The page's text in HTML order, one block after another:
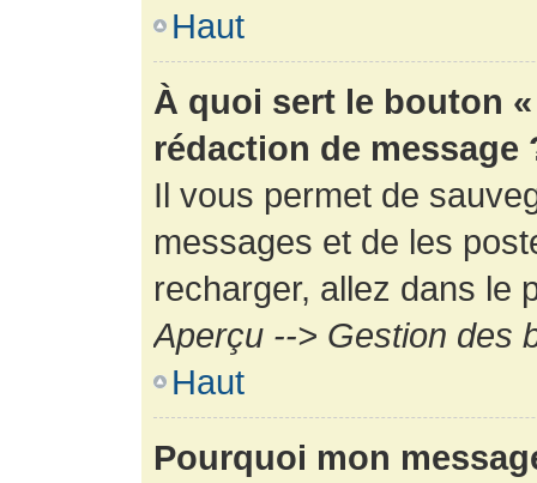
Haut
À quoi sert le bouton
rédaction de message
Il vous permet de
messages et de les
recharger, allez dans le
Aperçu --> Gestion des
Haut
Pourquoi mon